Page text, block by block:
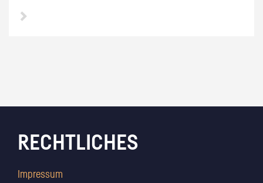
RECHTLICHES
Impressum